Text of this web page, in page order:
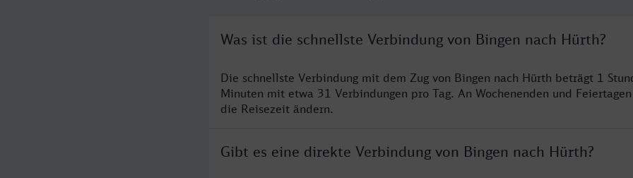
Was ist die schnellste Verbindung von Bingen nach Hürth?
Die schnellste Verbindung mit dem Zug von Bingen nach Hürth beträgt 1
Minuten mit etwa 31 Verbindungen pro Tag. An Wochenenden und
die Reisezeit ändern.
Gibt es eine direkte Verbindung von Bingen nach Hürth?